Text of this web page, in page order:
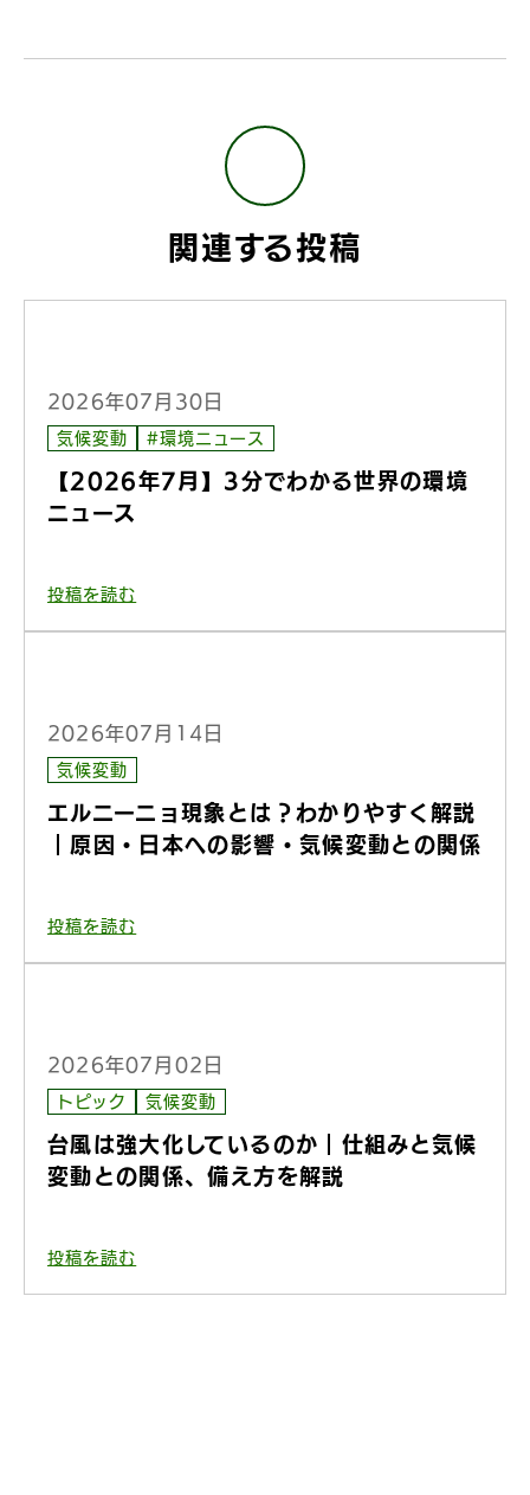
関連する投稿
2026年07月30日
気候変動 #環境ニュース
【2026年7月】3分でわかる世界の環境
ニュース
投稿を読む
2026年07月14日
気候変動
エルニーニョ現象とは？わかりやすく解説
｜原因・日本への影響・気候変動との関係
投稿を読む
2026年07月02日
トピック 気候変動
台風は強大化しているのか｜仕組みと気候
変動との関係、備え方を解説
投稿を読む